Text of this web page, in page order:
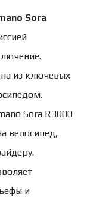
Sora
из ключевых
Sora R3000
велосипед,
и